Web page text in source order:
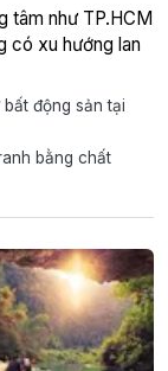
tâm như TP.HCM
có xu hướng lan
động sản tại
bằng chất